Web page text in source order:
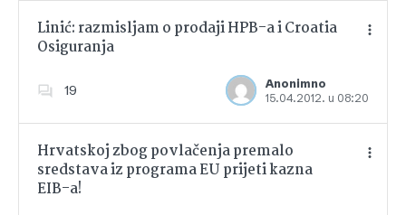
Linić: razmisljam o prodaji HPB-a i Croatia
Osiguranja
19
Anonimno
15.04.2012. u 08:20
Dodajte u favorite
Hrvatskoj zbog povlačenja premalo
sredstava iz programa EU prijeti kazna
EIB-a!